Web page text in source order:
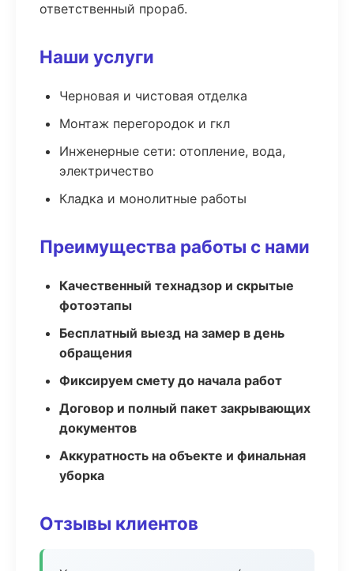
ответственный прораб.
Наши услуги
Черновая и чистовая отделка
Монтаж перегородок и гкл
Инженерные сети: отопление, вода,
электричество
Кладка и монолитные работы
Преимущества работы с нами
Качественный технадзор и скрытые
фотоэтапы
Бесплатный выезд на замер в день
обращения
Фиксируем смету до начала работ
Договор и полный пакет закрывающих
документов
Аккуратность на объекте и финальная
уборка
Отзывы клиентов